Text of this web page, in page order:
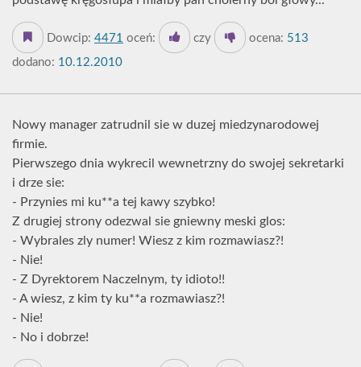
Dowcip: 4471 oceń: czy ocena: 513
dodano: 10.12.2010
Nowy manager zatrudnil sie w duzej miedzynarodowej
firmie.
Pierwszego dnia wykrecil wewnetrzny do swojej sekretarki
i drze sie:
- Przynies mi ku**a tej kawy szybko!
Z drugiej strony odezwal sie gniewny meski glos:
- Wybrales zly numer! Wiesz z kim rozmawiasz?!
- Nie!
- Z Dyrektorem Naczelnym, ty idioto!!
- A wiesz, z kim ty ku**a rozmawiasz?!
- Nie!
- No i dobrze!